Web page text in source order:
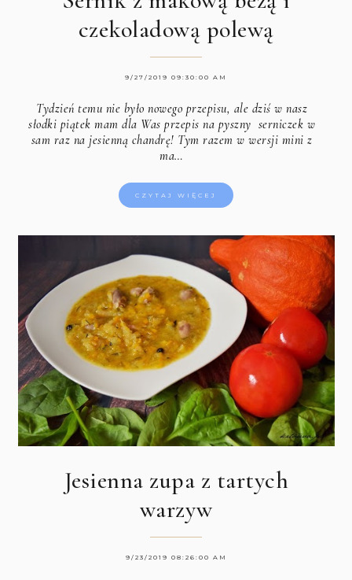
czekoladową polewą
9/27/2019 09:30:00 AM
Tydzień temu nie było nowego przepisu, ale dziś w nasz
słodki piątek mam dla Was przepis na pyszny serniczek w
sam raz na jesienną chandrę! Tym razem w wersji mini z
ma…
CZYTAJ WIĘCEJ
Jesienna zupa z tartych
warzyw
9/23/2019 08:26:00 AM